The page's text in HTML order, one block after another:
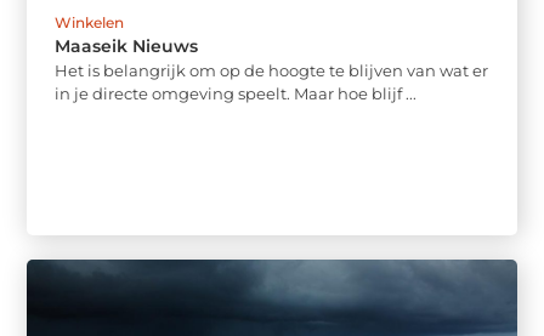
Winkelen
Maaseik Nieuws
Het is belangrijk om op de hoogte te blijven van wat er
in je directe omgeving speelt. Maar hoe blijf ...